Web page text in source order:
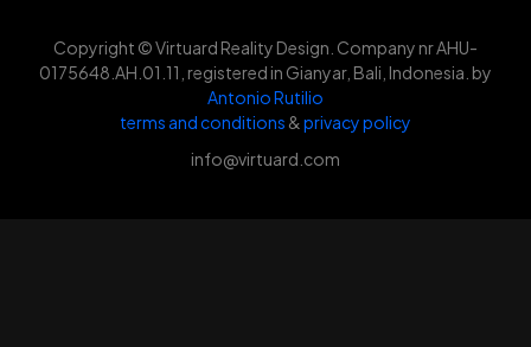
Copyright © Virtuard Reality Design. Company nr AHU-
0175648.AH.01.11, registered in Gianyar, Bali, Indonesia. by
Antonio Rutilio
terms and conditions &privacy policy
info@virtuard.com